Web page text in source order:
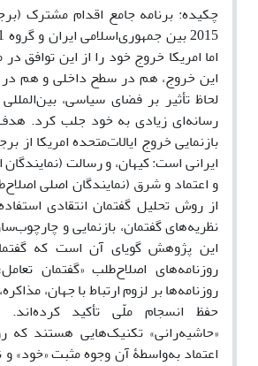
چکیده: برنامه جامع اقدام مشترک
این خروج، هم در سطح داخلی و هم در
لحاظ تأثیر بر فضای سیاسی،
رسانه‌ای زیادی به خود جلب کرد.
بازنمایی خروج ایالات‌متحده امریکا از
ایرانی است: کیهان، و رسالت
و اعتماد و شرق (نمایندگان اصلی
از روش تحلیل گفتمان انتقادی
نظریه‌های گفتمان، بازنمایی و
این پژوهش گویای آن است که
روزنامه‌های اصلاح‌طلب «گفتمان
روزنامه‌ها بر لزوم ارتباط با جهان،
حفظ انسجام ملّی تأکید کرده‌اند.
«حاشیه‌رانی» تکنیک‌هایی هستند که
اعتماد به‌واسطۀ آن وجوه مثبت «خود»